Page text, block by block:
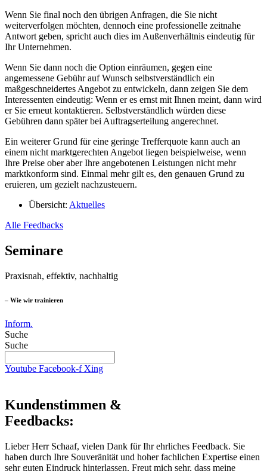
Wenn Sie final noch den übrigen Anfragen, die Sie nicht
weiterverfolgen möchten, dennoch eine professionelle zeitnahe
Antwort geben, spricht auch dies im Außenverhältnis eindeutig für
Ihr Unternehmen.
Wenn Sie dann noch die Option einräumen, gegen eine
angemessene Gebühr auf Wunsch selbstverständlich ein
maßgeschneidertes Angebot zu entwickeln, dann zeigen Sie dem
Interessenten eindeutig: Wenn er es ernst mit Ihnen meint, dann wird
er Sie erneut kontaktieren. Selbstverständlich würden diese
Gebühren dann später bei Auftragserteilung angerechnet.
Ein weiterer Grund für eine geringe Trefferquote kann auch an
einem nicht marktgerechten Angebot liegen beispielweise, wenn
Ihre Preise ober aber Ihre angebotenen Leistungen nicht mehr
marktkonform sind. Einmal mehr gilt es, den genauen Grund zu
eruieren, um gezielt nachzusteuern.
Übersicht: Aktuelles
Alle Feedbacks
Seminare
Praxisnah, effektiv, nachhaltig
– Wie wir trainieren
Inform.
Suche
Suche
Youtube Facebook-f Xing
Kundenstimmen &
Feedbacks:
Lieber Herr Schaaf, vielen Dank für Ihr ehrliches Feedback. Sie
haben durch Ihre Souveränität und hoher fachlichen Expertise einen
sehr guten Eindruck hinterlassen. Freut mich sehr, dass meine